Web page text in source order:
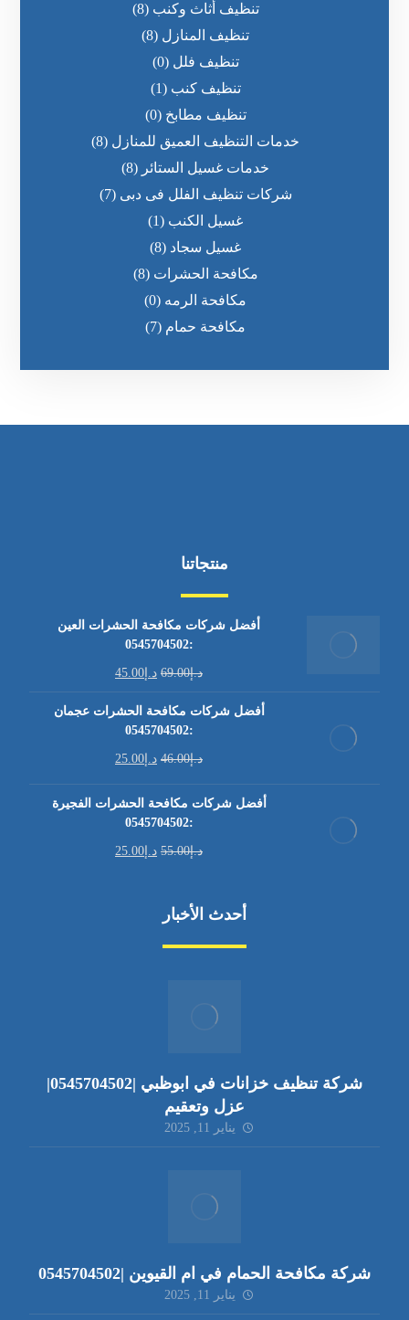
تنظيف أثاث وكنب (8)
تنظيف المنازل (8)
تنظيف فلل (0)
تنظيف كنب (1)
تنظيف مطابخ (0)
خدمات التنظيف العميق للمنازل (8)
خدمات غسيل الستائر (8)
شركات تنظيف الفلل فى دبى (7)
غسيل الكنب (1)
غسيل سجاد (8)
مكافحة الحشرات (8)
مكافحة الرمه (0)
مكافحة حمام (7)
منتجاتنا
أفضل شركات مكافحة الحشرات العين
:0545704502
د.إ69.00 د.إ 45.00
أفضل شركات مكافحة الحشرات عجمان
:0545704502
د.إ46.00 د.إ 25.00
أفضل شركات مكافحة الحشرات الفجيرة
:0545704502
د.إ55.00 د.إ 25.00
أحدث الأخبار
شركة تنظيف خزانات في ابوظبي |0545704502|
عزل وتعقيم
يناير 11, 2025
شركة مكافحة الحمام في ام القيوين |0545704502
يناير 11, 2025